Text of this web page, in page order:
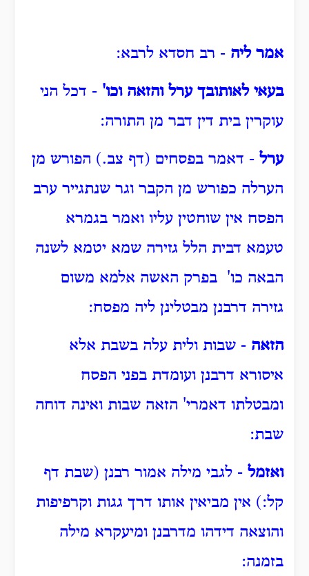
אמר ליה - רב חסדא לרבא:
בעאי לאותובך ערל והזאה וכו' - דכל הני
עוקרין בית דין דבר מן התורה:
ערל - דאמר בפסחים (דף צב.) הפורש מן
הערלה כפורש מן הקבר וגר שנתגייר ערב
הפסח אין שוחטין עליו ואמר בגמרא
טעמא דבית הלל גזירה שמא יטמא לשנה
הבאה כו' בפרק האשה אלמא משום
גזירה דרבנן מבטלינן ליה מפסח:
הזאה - שבות ולית עלה בשבת אלא
איסורא דרבנן ועומדת בפני הפסח
ומבטלתו דאמרי' הזאה שבות ואינה דוחה
שבת:
ואזמל - לגבי מילה אמור רבנן (שבת דף
קל:) אין מביאין אותו דרך גגות וקרפיפות
והוצאה דידהו מדרבנן ומיעקרא מילה
בזמנה: